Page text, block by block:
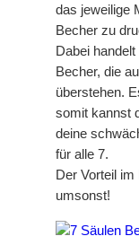
das jeweilige
Becher zu
Dabei
Becher, die
überstehen.
somit kannst
deine
für alle 7.
Der Vorteil
umsonst!